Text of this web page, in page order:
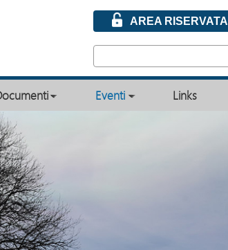
AREA RISERVATA
Eventi Links